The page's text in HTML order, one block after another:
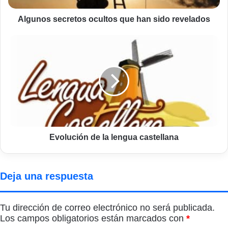
Algunos secretos ocultos que han sido revelados
lengua
castellana
Evolución de la lengua castellana
Deja una respuesta
Tu dirección de correo electrónico no será publicada.
Los campos obligatorios están marcados con *